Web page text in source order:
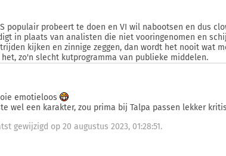
populair probeert te doen en VI wil nabootsen en dus
in plaats van analisten die niet vooringenomen en
kijken en zinnige zeggen, dan wordt het nooit wat
zo'n slecht kutprogramma van publieke middelen.
emotieloos
wel een karakter, zou prima bij Talpa passen lekker
gewijzigd op 20 augustus 2023, 01:28:51.